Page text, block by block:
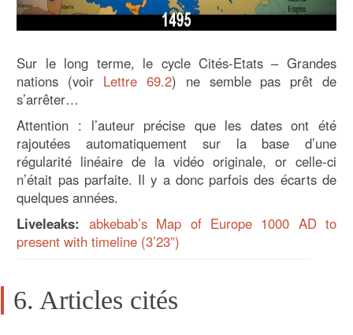
Sur le long terme, le cycle Cités-Etats – Grandes
nations (voir Lettre 69.2) ne semble pas prêt de
s’arrêter…
Attention : l’auteur précise que les dates ont été
rajoutées automatiquement sur la base d’une
régularité linéaire de la vidéo originale, or celle-ci
n’était pas parfaite. Il y a donc parfois des écarts de
quelques années.
Liveleaks: abkebab’s Map of Europe 1000 AD to
present with timeline (3’23”)
6. Articles cités